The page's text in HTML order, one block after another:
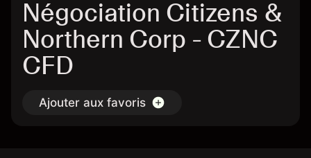
Négociation Citizens &
Northern Corp - CZNC
CFD
Ajouter aux favoris